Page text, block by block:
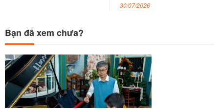
30/07/2026
Bạn đã xem chưa?